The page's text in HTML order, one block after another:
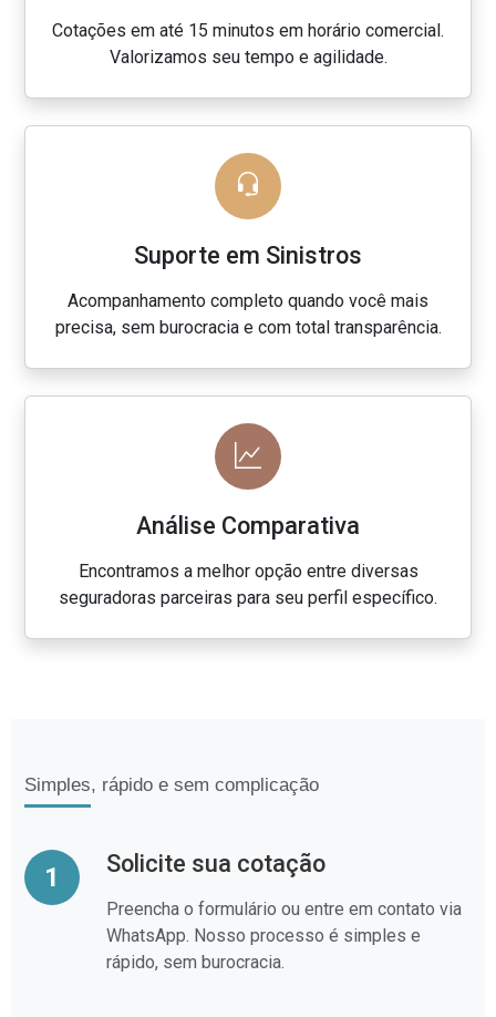
Cotações em até 15 minutos em horário comercial.
Valorizamos seu tempo e agilidade.
Suporte em Sinistros
Acompanhamento completo quando você mais
precisa, sem burocracia e com total transparência.
Análise Comparativa
Encontramos a melhor opção entre diversas
seguradoras parceiras para seu perfil específico.
Simples, rápido e sem complicação
1 Solicite sua cotação
Preencha o formulário ou entre em contato via
WhatsApp. Nosso processo é simples e
rápido, sem burocracia.